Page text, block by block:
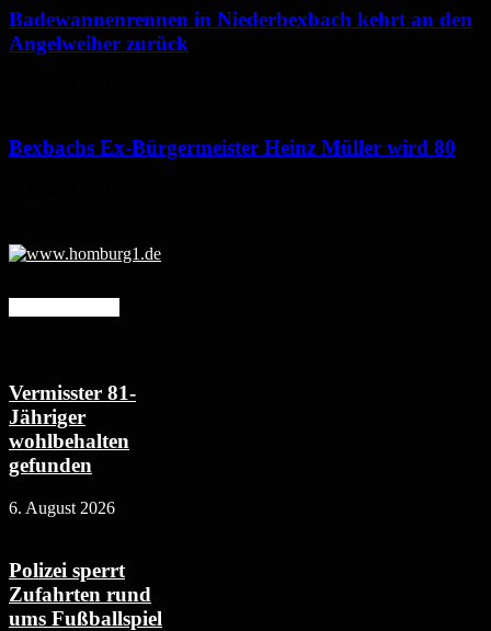
Badewannenrennen in Niederbexbach kehrt an den
Angelweiher zurück
Bexbachs Ex-Bürgermeister Heinz Müller wird 80
Vermisster 81-
Jähriger
wohlbehalten
gefunden
6. August 2026
Polizei sperrt
Zufahrten rund
ums Fußballspiel